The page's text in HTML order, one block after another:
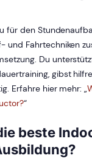
für den
und Fahrtechniken
Du
gibst
Erfahre hier mehr: „
“
beste